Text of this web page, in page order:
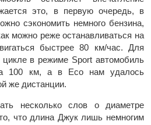
это, в первую очередь, в
сэкономить немного бензина,
можно реже останавливаться на
быстрее 80 км/час. Для
в режиме Sport автомобиль
100 км, а в Eco нам удалось
же дистанции.
несколько слов о диаметре
что длина Джук лишь немногим